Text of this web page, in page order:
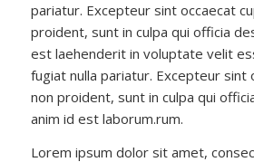
pariatur. Excepteur sint occaecat
proident, sunt in culpa qui officia
est laehenderit in voluptate velit
fugiat nulla pariatur. Excepteur sint
non proident, sunt in culpa qui
anim id est laborum.rum.
Lorem ipsum dolor sit amet,